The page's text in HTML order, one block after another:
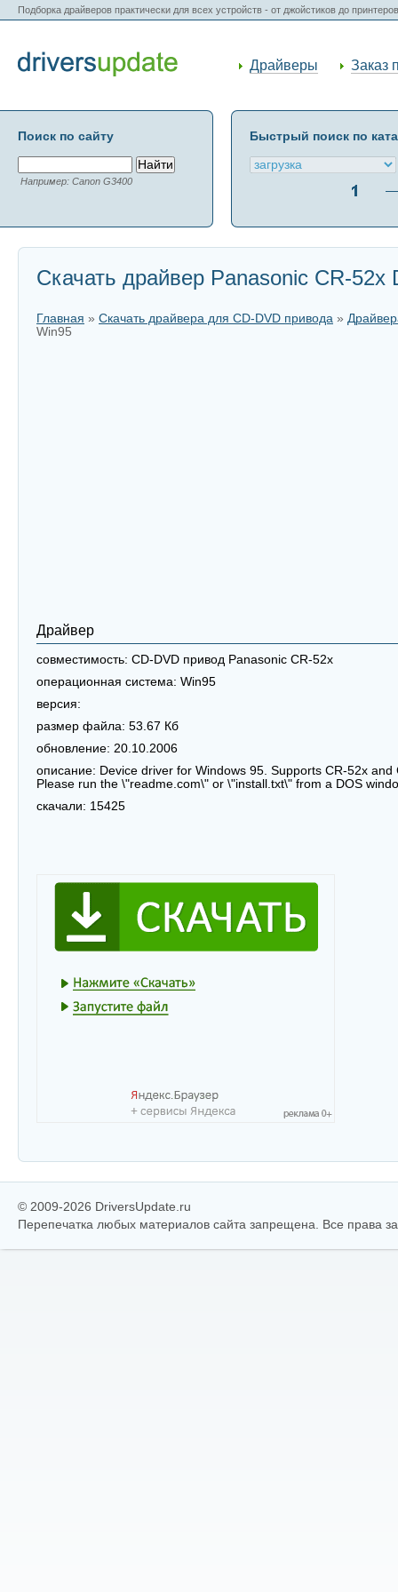
Подборка драйверов практически для всех устройств - от джойстиков до
Драйверы Заказ
Поиск по сайту
Например: Canon G3400
Быстрый поиск по
Скачать драйвер Panasonic CR-52x
Главная » Скачать драйвера для CD-DVD привода »
Win95
Драйвер
совместимость: CD-DVD привод Panasonic CR-52x
операционная система: Win95
версия:
размер файла: 53.67 Кб
обновление: 20.10.2006
описание: Device driver for Windows 95. Supports CR-52x
Please run the \"readme.com\" or \"install.txt\" from a DOS
скачали: 15425
© 2009-2026 DriversUpdate.ru
Перепечатка любых материалов сайта запрещена. Все права